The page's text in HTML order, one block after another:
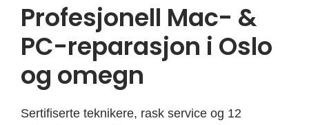
Profesjonell Mac- &
PC-reparasjon i Oslo
og omegn
Sertifiserte teknikere, rask service og 12